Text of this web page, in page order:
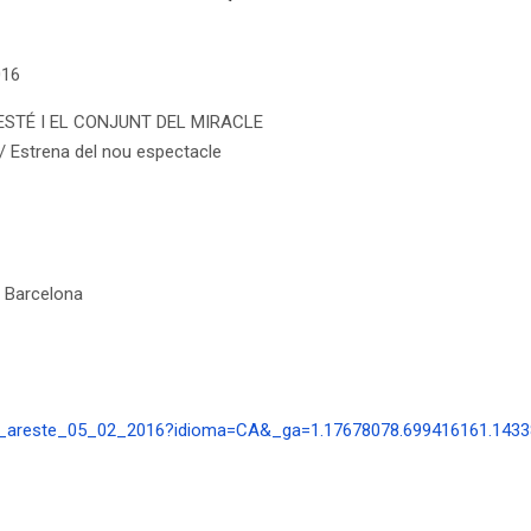
I EL CONJUNT DEL MIRACLE
Estrena del nou espectacle